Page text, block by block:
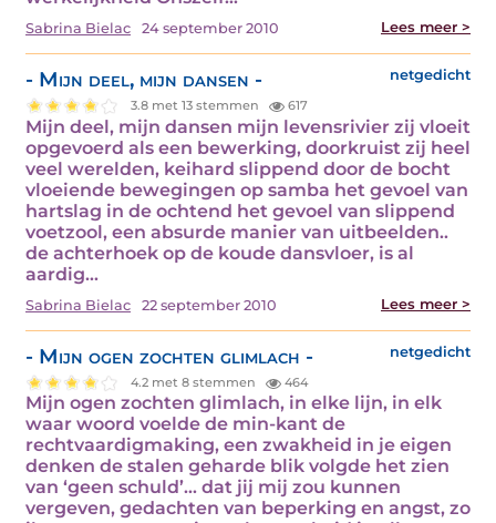
Sabrina Bielac 24 september 2010 Lees meer >
- Mijn deel, mijn dansen - netgedicht
3.8 met 13 stemmen 617
Mijn deel, mijn dansen mijn levensrivier zij vloeit
opgevoerd als een bewerking, doorkruist zij heel
veel werelden, keihard slippend door de bocht
vloeiende bewegingen op samba het gevoel van
hartslag in de ochtend het gevoel van slippend
voetzool, een absurde manier van uitbeelden..
de achterhoek op de koude dansvloer, is al
aardig…
Sabrina Bielac 22 september 2010 Lees meer >
- Mijn ogen zochten glimlach - netgedicht
4.2 met 8 stemmen 464
Mijn ogen zochten glimlach, in elke lijn, in elk
waar woord voelde de min-kant de
rechtvaardigmaking, een zwakheid in je eigen
denken de stalen geharde blik volgde het zien
van ‘geen schuld’... dat jij mij zou kunnen
vergeven, gedachten van beperking en angst, zo